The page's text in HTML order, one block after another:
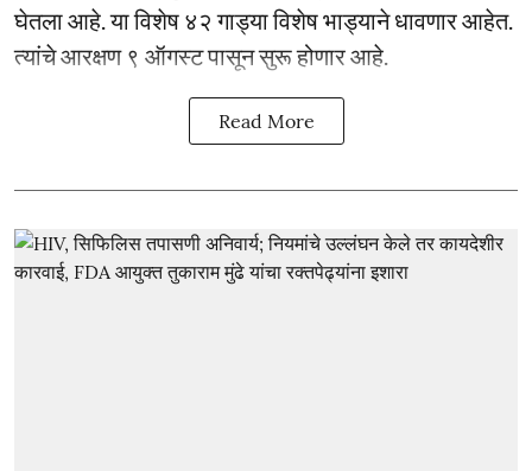
घेतला आहे. या विशेष ४२ गाड्या विशेष भाड्याने धावणार आहेत.
त्यांचे आरक्षण ९ ऑगस्ट पासून सुरू होणार आहे.
Read More